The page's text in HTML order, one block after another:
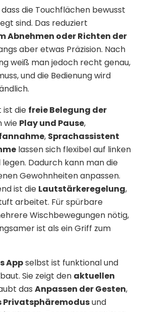
die Touchflächen bewusst
sind. Das reduziert
Abnehmen oder Richten der
aber etwas Präzision. Nach
weiß man jedoch recht genau,
und die Bedienung wird
ist die freie Belegung der
wie Play und Pause,
, Sprachassistent
lassen sich flexibel auf linken
Dadurch kann man die
Gewohnheiten anpassen.
ist die Lautstärkeregelung,
arbeitet. Für spürbare
Wischbewegungen nötig,
ist als ein Griff zum
Appselbst ist funktional und
Sie zeigt den aktuellen
das Anpassen der Gesten,
Privatsphäremodusund